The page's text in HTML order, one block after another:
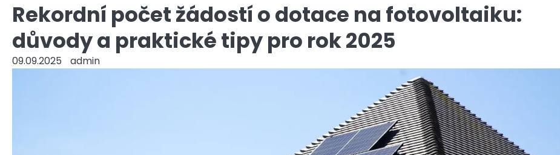
Rekordní počet žádostí o dotace na fotovoltaiku:
důvody a praktické tipy pro rok 2025
09.09.2025 admin